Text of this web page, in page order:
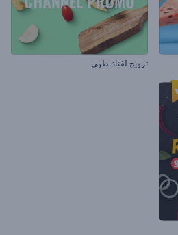
ترويج لقناة طهي